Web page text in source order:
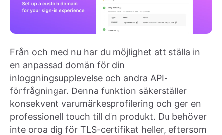
Från och med nu har du möjlighet att ställa in
en anpassad domän för din
inloggningsupplevelse och andra API-
förfrågningar. Denna funktion säkerställer
konsekvent varumärkesprofilering och ger en
professionell touch till din produkt. Du behöver
inte oroa dig för TLS-certifikat heller, eftersom